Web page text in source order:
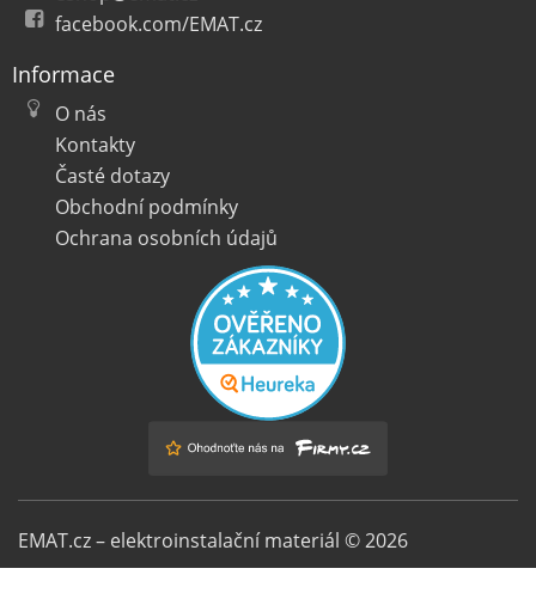
facebook.com/EMAT.cz
Informace
O nás
Kontakty
Časté dotazy
Obchodní podmínky
Ochrana osobních údajů
EMAT.cz – elektroinstalační materiál © 2026